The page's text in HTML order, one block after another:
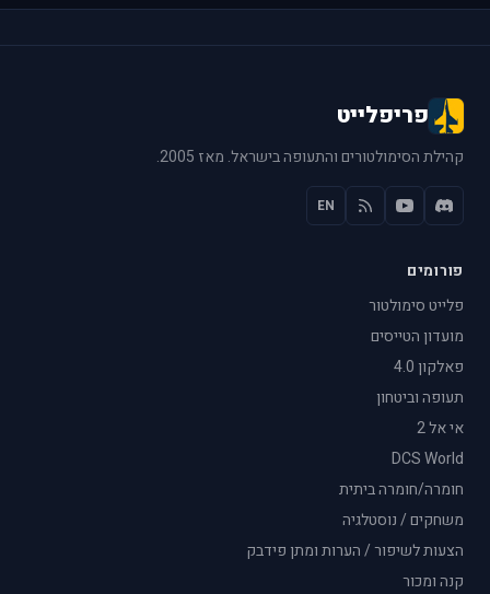
פריפלייט
קהילת הסימולטורים והתעופה בישראל. מאז 2005.
EN
פורומים
פלייט סימולטור
מועדון הטייסים
פאלקון 4.0
תעופה וביטחון
אי אל 2
DCS World
חומרה/חומרה ביתית
משחקים / נוסטלגיה
הצעות לשיפור / הערות ומתן פידבק
קנה ומכור